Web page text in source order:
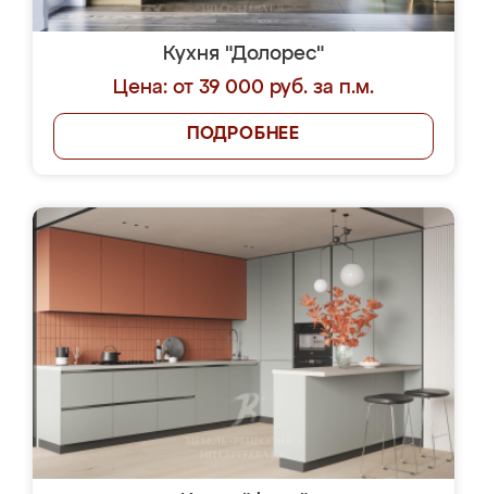
Кухня "Долорес"
Цена: от 39 000 руб. за п.м.
ПОДРОБНЕЕ